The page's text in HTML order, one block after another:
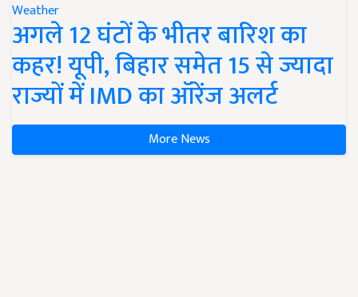
Weather
अगले 12 घंटों के भीतर बारिश का
कहर! यूपी, बिहार समेत 15 से ज्यादा
राज्यों में IMD का ऑरेंज अलर्ट
More News